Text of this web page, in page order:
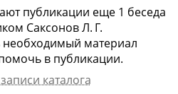
публикации еще 1 беcеда
Саксонов Л. Г.
материал
в публикации.
каталога